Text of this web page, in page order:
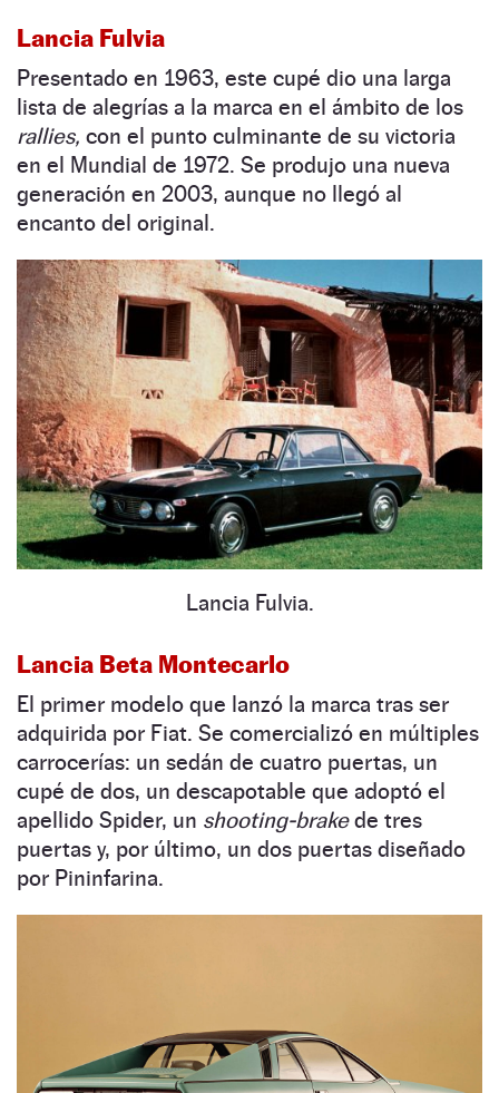
Lancia Fulvia
Presentado en 1963, este cupé dio una larga
lista de alegrías a la marca en el ámbito de los
rallies, con el punto culminante de su victoria
en el Mundial de 1972. Se produjo una nueva
generación en 2003, aunque no llegó al
encanto del original.
Lancia Fulvia.
Lancia Beta Montecarlo
El primer modelo que lanzó la marca tras ser
adquirida por Fiat. Se comercializó en múltiples
carrocerías: un sedán de cuatro puertas, un
cupé de dos, un descapotable que adoptó el
apellido Spider, un shooting-brakede tres
puertas y, por último, un dos puertas diseñado
por Pininfarina.